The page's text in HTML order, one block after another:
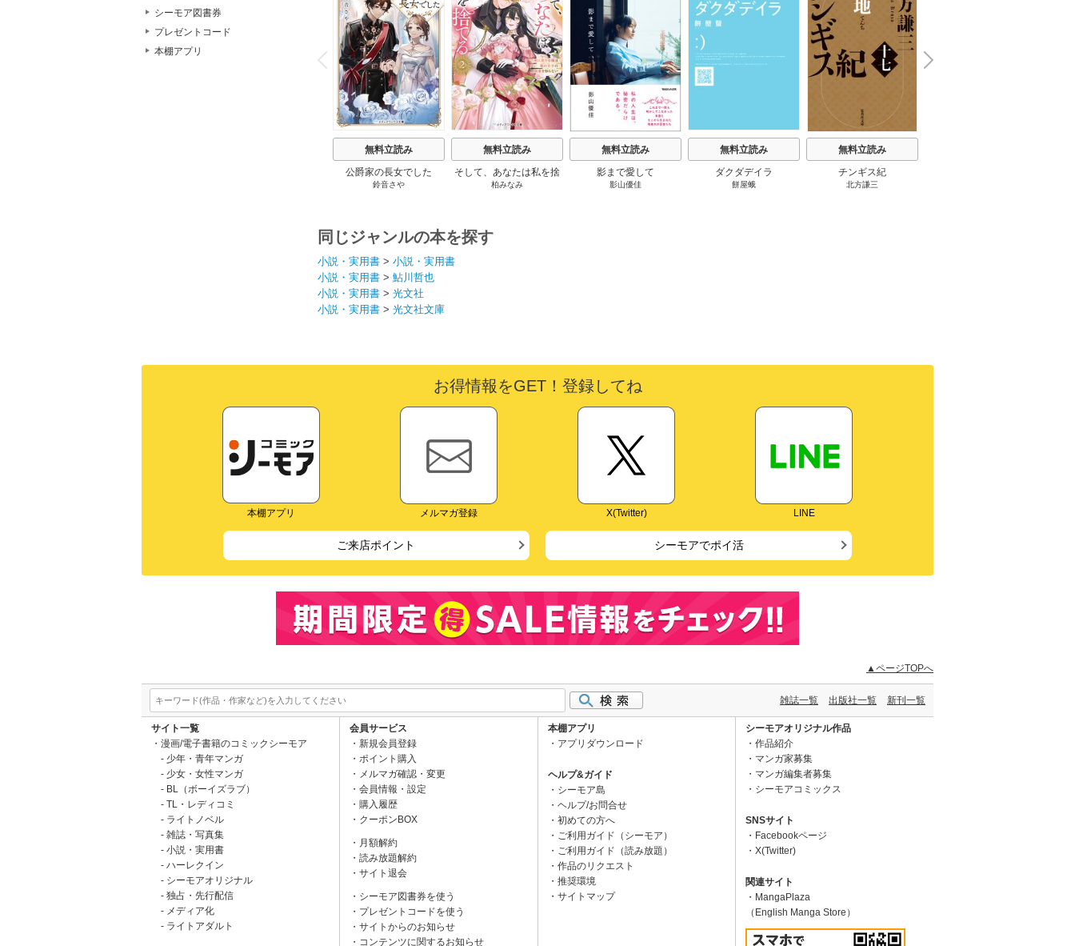
シーモア図書券
プレゼントコード
本棚アプリ
P
r
e
v
i
o
u
s
無料立読み
公爵家の長女でした
鈴音さや
無料立読み
そして、あなたは私を捨
てる
柏みなみ
無料立読み
影まで愛して
影山優佳
無料立読み
ダクダデイラ
餅屋蛾
無料立読み
チンギス紀
北方謙三
N
x
同じジャンルの本を探す
小説・実用書 > 小説・実用書
小説・実用書 > 鮎川哲也
小説・実用書 > 光文社
小説・実用書 > 光文社文庫
お得情報をGET！登録してね
本棚アプリ メルマガ登録 X(Twitter) LINE
ご来店ポイント シーモアでポイ活
▲ページTOPへ
雑誌一覧 出版社一覧 新刊一覧
サイト一覧
漫画/電子書籍のコミックシーモア
少年・青年マンガ
少女・女性マンガ
BL（ボーイズラブ）
TL・レディコミ
ライトノベル
雑誌・写真集
小説・実用書
ハーレクイン
シーモアオリジナル
独占・先行配信
メディア化
ライトアダルト
会員サービス
新規会員登録
ポイント購入
メルマガ確認・変更
会員情報・設定
購入履歴
クーポンBOX
月額解約
読み放題解約
サイト退会
シーモア図書券を使う
プレゼントコードを使う
サイトからのお知らせ
コンテンツに関するお知らせ
本棚アプリ
アプリダウンロード
ヘルプ&ガイド
シーモア島
ヘルプ/お問合せ
初めての方へ
ご利用ガイド（シーモア）
ご利用ガイド（読み放題）
作品のリクエスト
推奨環境
サイトマップ
シーモアオリジナル作品
作品紹介
マンガ家募集
マンガ編集者募集
シーモアコミックス
SNSサイト
Facebookページ
X(Twitter)
関連サイト
MangaPlaza
（English Manga Store）